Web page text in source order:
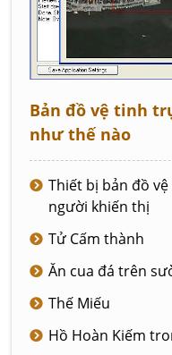
Bản đồ vệ tinh
như thế nào
Thiết bị bản đồ
người khiến thị
Tử Cấm thành
Ăn cua đá trên
Thế Miếu
Hồ Hoàn Kiếm